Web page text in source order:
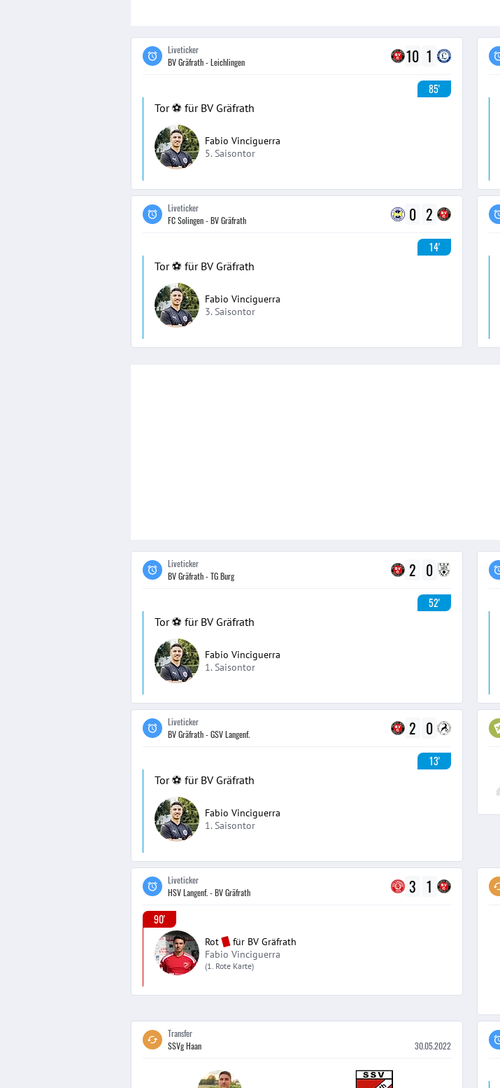
Liveticker
BV Gräfrath - Leichlingen
10 1
85'
Tor ⚽️ für BV Gräfrath
Fabio Vinciguerra
5. Saisontor
Liveticker
FC Solingen - BV Gräfrath
0 2
14'
Tor ⚽️ für BV Gräfrath
Fabio Vinciguerra
3. Saisontor
Liveticker
BV Gräfrath - TG Burg
2 0
52'
Tor ⚽️ für BV Gräfrath
Fabio Vinciguerra
1. Saisontor
Liveticker
BV Gräfrath - GSV Langenf.
2 0
13'
Tor ⚽️ für BV Gräfrath
Fabio Vinciguerra
1. Saisontor
Liveticker
HSV Langenf. - BV Gräfrath
3 1
90'
Rot für BV Gräfrath
Fabio Vinciguerra
(1. Rote Karte)
Transfer
SSVg Haan
30.05.2022